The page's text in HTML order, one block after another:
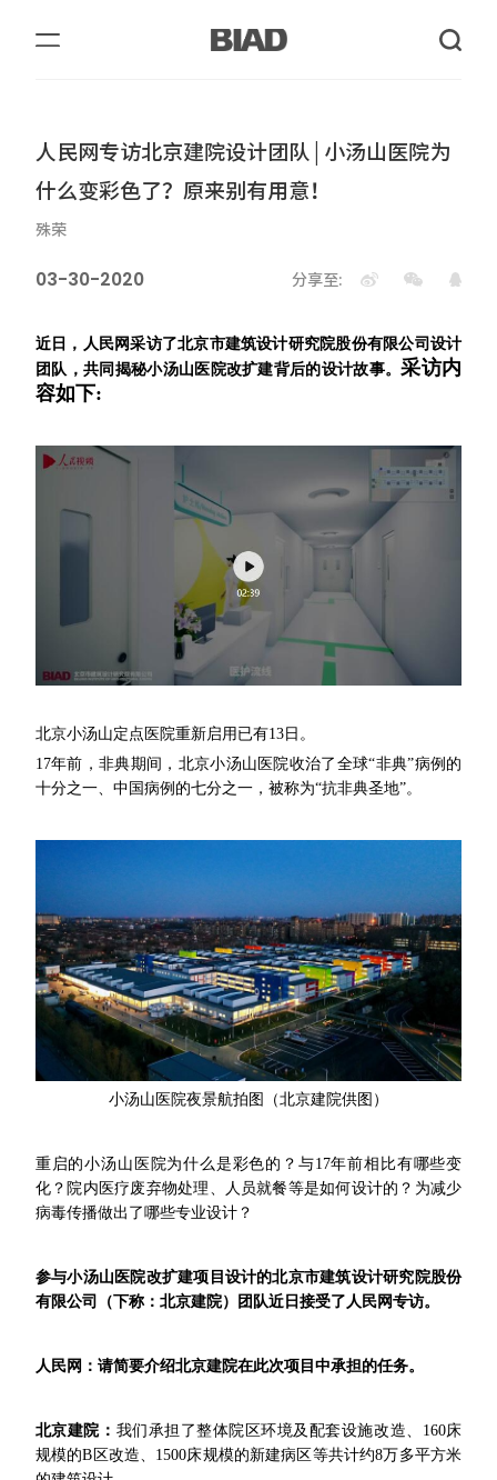
人民网专访北京建院设计团队 | 小汤山医院为
什么变彩色了？原来别有用意！
殊荣
03-30-2020 分享至:
近日，人民网采访了北京市建筑设计研究院股份有限公司设计
团队，共同揭秘小汤山医院改扩建背后的设计故事。采访内
容如下:
北京小汤山定点医院重新启用已有13日。
17年前，非典期间，北京小汤山医院收治了全球“非典”病例的
十分之一、中国病例的七分之一，被称为“抗非典圣地”。
小汤山医院夜景航拍图（北京建院供图）
重启的小汤山医院为什么是彩色的？与17年前相比有哪些变
化？院内医疗废弃物处理、人员就餐等是如何设计的？为减少
病毒传播做出了哪些专业设计？
参与小汤山医院改扩建项目设计的北京市建筑设计研究院股份
有限公司（下称：北京建院）团队近日接受了人民网专访。
人民网：请简要介绍北京建院在此次项目中承担的任务。
北京建院： 我们承担了整体院区环境及配套设施改造、160床
规模的B区改造、1500床规模的新建病区等共计约8万多平方米